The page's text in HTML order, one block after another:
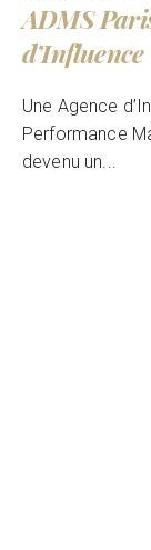
ADMS
d’Influence
Une Agence
Performance
devenu un...